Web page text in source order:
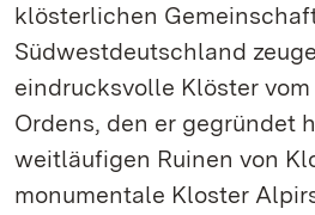
klösterlichen
Südwestdeutschland
eindrucksvolle Klöster
Ordens, den er gegründet
weitläufigen Ruinen von
monumentale Kloster